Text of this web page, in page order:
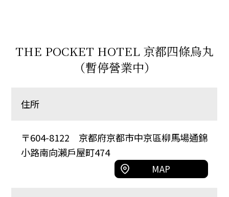
THE POCKET HOTEL 京都四條烏丸
（暫停營業中）
住所
〒604-8122 京都府京都市中京區柳馬場通錦
小路南向瀨戶屋町474
MAP